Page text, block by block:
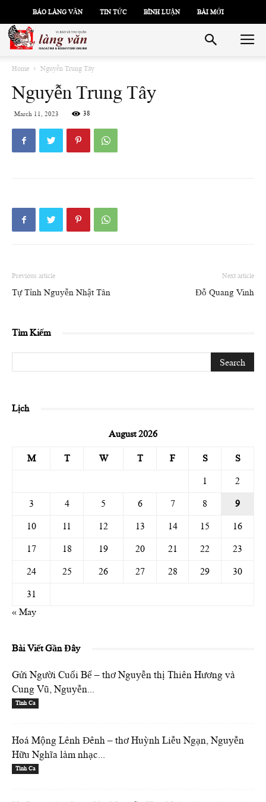
BÁO LÀNG VĂN TIN TỨC BÌNH LUẬN BÀI MỚI
Home Nguyễn Trung Tây
Nguyễn Trung Tây
March 11, 2023 38
Previous article
Tự Tỉnh Nguyễn Nhật Tân
Next article
Đỗ Quang Vinh
Tìm Kiếm
Lịch
August 2026
M T W T F S S
1 2
3 4 5 6 7 8 9
10 11 12 13 14 15 16
17 18 19 20 21 22 23
24 25 26 27 28 29 30
31
« May
Bài Viết Gần Đây
Gửi Người Cuối Bể – thơ Nguyễn thị Thiên Hương và
Cung Vũ, Nguyễn...
Tình Ca
Hoá Mộng Lênh Đênh – thơ Huỳnh Liễu Ngạn, Nguyễn
Hữu Nghĩa làm nhạc...
Tình Ca